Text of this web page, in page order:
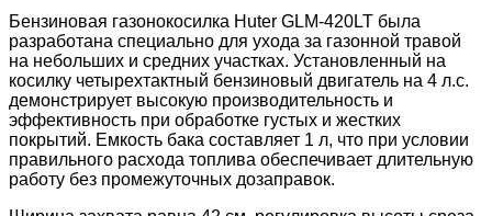
Бензиновая газонокосилка Huter GLM-420LT была
разработана специально для ухода за газонной травой
на небольших и средних участках. Установленный на
косилку четырехтактный бензиновый двигатель на 4 л.с.
демонстрирует высокую производительность и
эффективность при обработке густых и жестких
покрытий. Емкость бака составляет 1 л, что при условии
правильного расхода топлива обеспечивает длительную
работу без промежуточных дозаправок.